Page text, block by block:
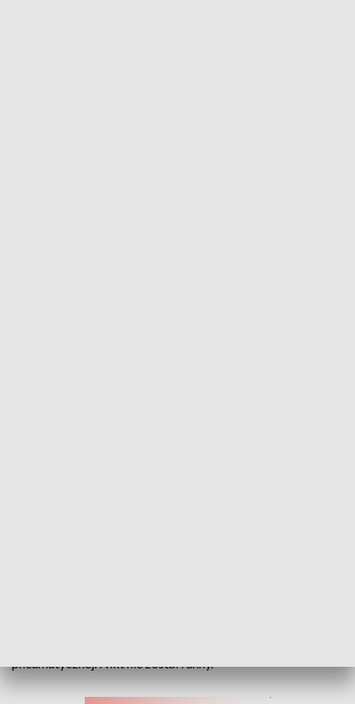
pneumatycznej. Nikt nie został ranny.